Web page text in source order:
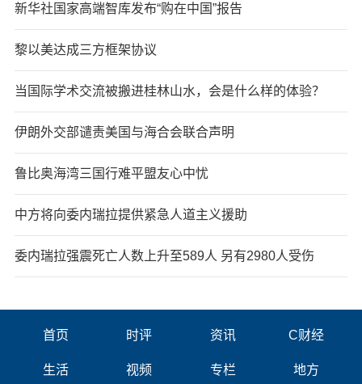
新华社国家高端智库发布“购在中国”报告
黎以美达成三方框架协议
当国际学术交流被搬进桂林山水，会是什么样的体验？
伊朗外交部谴责美国与海合会联合声明
鲁比奥海湾三国行难平盟友心中忧
中方将向委内瑞拉提供紧急人道主义援助
委内瑞拉强震死亡人数上升至589人 另有2980人受伤
首页 时评 资讯 C财经
生活 视频 专栏 地方